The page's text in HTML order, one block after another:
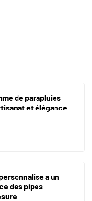
de parapluies
et élégance
a un
des pipes